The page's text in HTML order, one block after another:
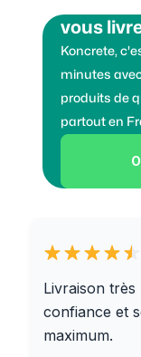
vous
Koncrete,
minutes
produits de
partout en
Livraison
confiance et
maximum.